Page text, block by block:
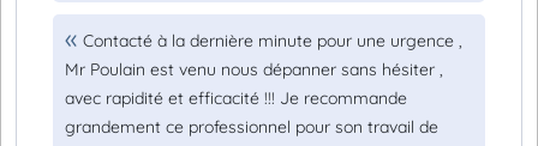
Contacté à la dernière minute pour une urgence ,
Mr Poulain est venu nous dépanner sans hésiter ,
avec rapidité et efficacité !!! Je recommande
grandement ce professionnel pour son travail de